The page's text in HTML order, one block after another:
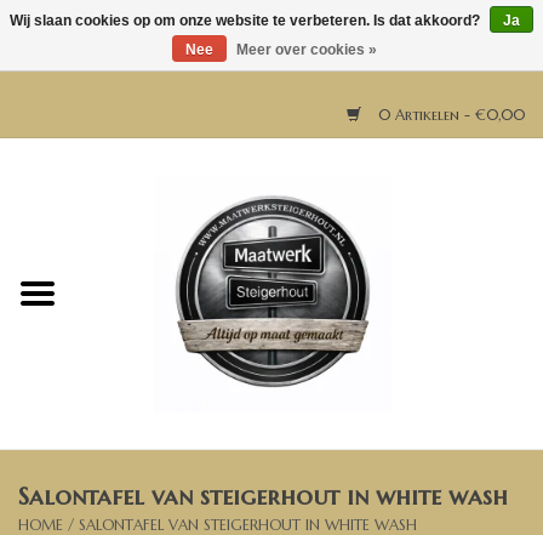
0 Artikelen - €0,00
Horeca meubels
Bartafels
Salontafel van steigerhout in white wash
HOME / SALONTAFEL VAN STEIGERHOUT IN WHITE WASH
Wij slaan cookies op om onze website te verbeteren. Is dat akkoord?
Ja
Nee
Meer over cookies »